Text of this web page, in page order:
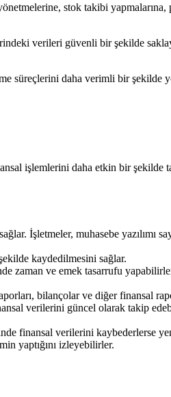
stok takibi
verileri güvenli bir şekilde
süreçlerini daha verimli bir
işlemlerini daha etkin bir
İşletmeler, muhasebe yazılımı
kaydedilmesini sağlar.
zaman ve emek tasarrufu
bilançolar ve diğer finansal
verilerini güncel olarak takip
finansal verilerini kaybederlerse
yaptığını izleyebilirler.